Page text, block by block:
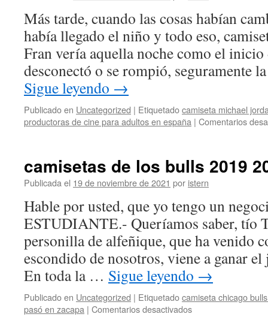
Más tarde, cuando las cosas habían
había llegado el niño y todo eso,
Fran vería aquella noche como el inicio
desconectó o se rompió, seguramente
Sigue leyendo →
Publicado en Uncategorized | Etiquetadocamiseta michael
productoras de cine para adultos en españa | Comentarios
camisetas de los bulls 2019
Publicada el 19 de noviembre de 2021 por istern
Hable por usted, que yo tengo un
ESTUDIANTE.- Queríamos saber, tío
personilla de alfeñique, que ha venido
escondido de nosotros, viene a ganar
En toda la … Sigue leyendo →
Publicado en Uncategorized | Etiquetadocamiseta chicago
pasó en zacapa | Comentarios desactivadosen